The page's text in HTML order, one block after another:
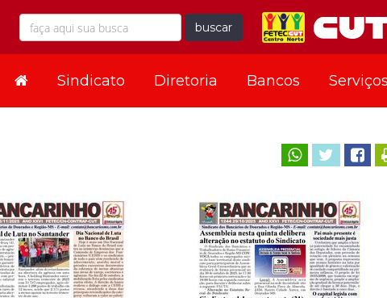
buscar
Sindicato Diretoria Bancos Serviços